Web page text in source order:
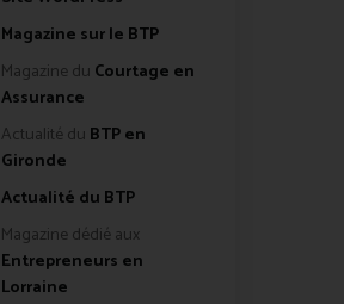
Magazine sur le BTP
Magazine du Courtage en
Assurance
Actualité du BTP en
Gironde
Actualité du BTP
Magazine dédié aux
Entrepreneurs en
Lorraine